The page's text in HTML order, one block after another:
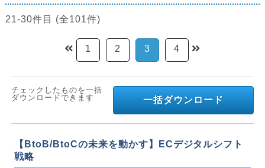
21-30件目 (全101件)
1 2 3 4
一括ダウンロード
チェックしたものを一括
ダウンロードできます
【BtoB/BtoCの未来を動かす】ECデジタルシフト
戦略